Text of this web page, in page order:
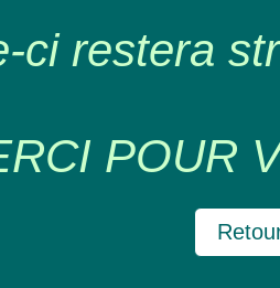
ci restera
POUR